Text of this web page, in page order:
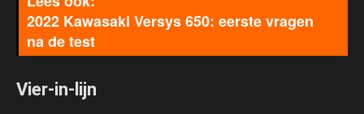
2022 Kawasaki Versys 650: eerste vragen
na de test
Vier-in-lijn